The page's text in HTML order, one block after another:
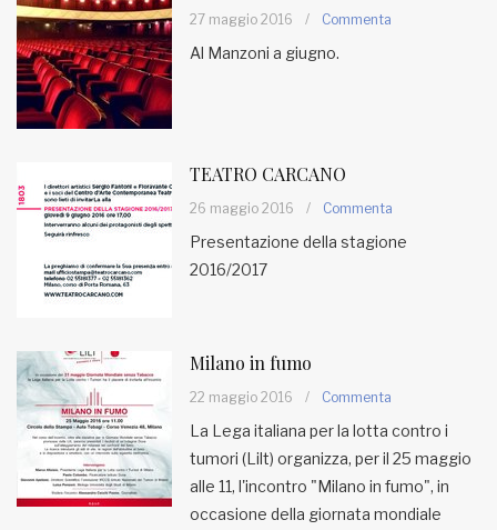
27 maggio 2016 / Commenta
Al Manzoni a giugno.
TEATRO CARCANO
26 maggio 2016 / Commenta
Presentazione della stagione
2016/2017
Milano in fumo
22 maggio 2016 / Commenta
La Lega italiana per la lotta contro i
tumori (Lilt) organizza, per il 25 maggio
alle 11, l'incontro "Milano in fumo", in
occasione della giornata mondiale